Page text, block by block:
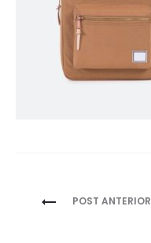
Navegación
POST ANTERIOR